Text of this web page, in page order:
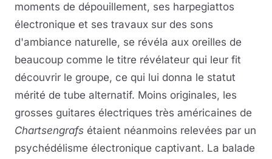
moments de dépouillement, ses harpegiattos
électronique et ses travaux sur des sons
d'ambiance naturelle, se révéla aux oreilles de
beaucoup comme le titre révélateur qui leur fit
découvrir le groupe, ce qui lui donna le statut
mérité de tube alternatif. Moins originales, les
grosses guitares électriques très américaines de
Chartsengrafs étaient néanmoins relevées par un
psychédélisme électronique captivant. La balade